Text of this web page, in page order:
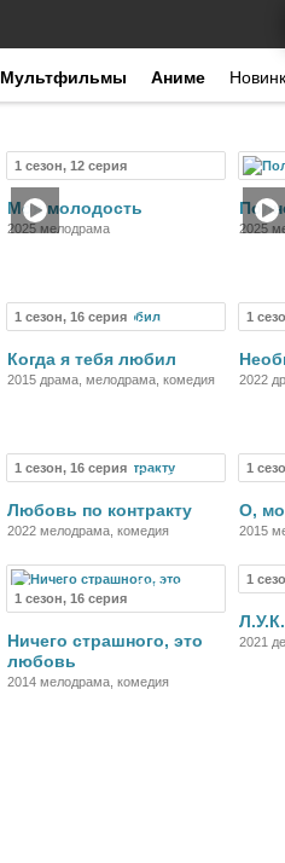
Мультфильмы Аниме
1 сезон, 12 серия
Моя молодость
2025 мелодрама 2025
1 сезон, 16 серия Сериал
Когда я тебя любил
2015 драма, мелодрама, комедия
1
2022
1 сезон, 16 серия Сериал
Любовь по контракту
2022 мелодрама, комедия
1
О,
2015
1 сезон, 16 серия
Сериал
Ничего страшного, это
любовь
2014 мелодрама, комедия
1
2021